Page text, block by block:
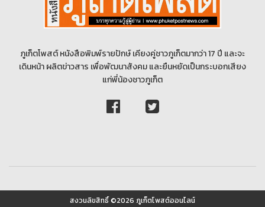
ภูเก็ตโพสต์ หนังสือพิมพ์รายปักษ์ เคียงคู่ชาวภูเก็ตมากว่า 17 ปี และจะ
เดินหน้า ผลิตข่าวสาร เพื่อพัฒนาสังคม และยืนหยัดเป็นกระบอกเสียง
แก่พี่น้องชาวภูเก็ต
สงวนลิขสิทธิ์ ©2026 ภูเก็ตโพสต์ออนไลน์